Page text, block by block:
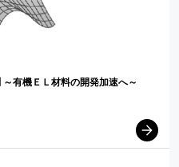
～有機ＥＬ 材料の開発加速へ～